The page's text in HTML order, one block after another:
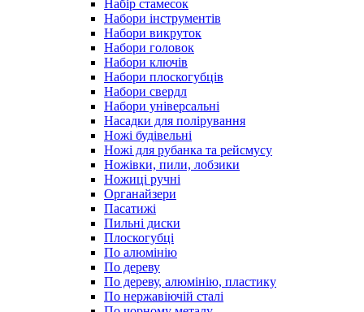
Набір стамесок
Набори інструментів
Набори викруток
Набори головок
Набори ключів
Набори плоскогубців
Набори свердл
Набори універсальні
Насадки для полірування
Ножі будівельні
Ножі для рубанка та рейсмусу
Ножівки, пили, лобзики
Ножиці ручні
Органайзери
Пасатижі
Пильні диски
Плоскогубці
По алюмінію
По дереву
По дереву, алюмінію, пластику
По нержавіючій сталі